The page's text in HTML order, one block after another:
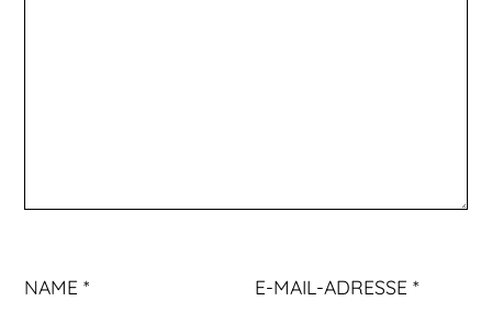
NAME* E-MAIL-ADRESSE*